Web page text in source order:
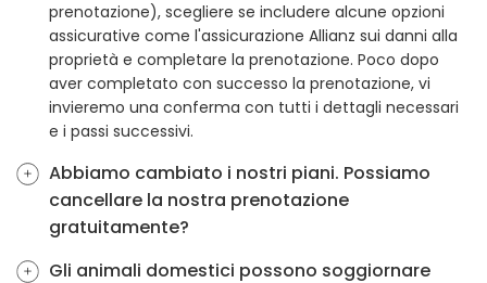
prenotazione), scegliere se includere alcune opzioni
assicurative come l'assicurazione Allianz sui danni alla
proprietà e completare la prenotazione. Poco dopo
aver completato con successo la prenotazione, vi
invieremo una conferma con tutti i dettagli necessari
e i passi successivi.
Abbiamo cambiato i nostri piani. Possiamo
cancellare la nostra prenotazione
gratuitamente?
Gli animali domestici possono soggiornare